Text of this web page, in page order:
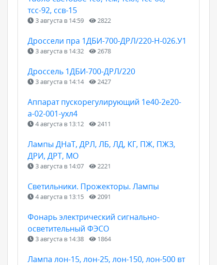
тсс-92, ссв-15
3 августа в 14:59 2822
Дроссели пра 1ДБИ-700-ДРЛ/220-Н-026.У1
3 августа в 14:32 2678
Дроссель 1ДБИ-700-ДРЛ/220
3 августа в 14:14 2427
Аппарат пускорегулирующий 1е40-2е20-
а-02-001-ухл4
4 августа в 13:12 2411
Лампы ДНаТ, ДРЛ, ЛБ, ЛД, КГ, ПЖ, ПЖЗ,
ДРИ, ДРТ, МО
3 августа в 14:07 2221
Светильники. Прожекторы. Лампы
4 августа в 13:15 2091
Фонарь электрический сигнально-
осветительный ФЭСО
3 августа в 14:38 1864
Лампа лон-15, лон-25, лон-150, лон-500 вт